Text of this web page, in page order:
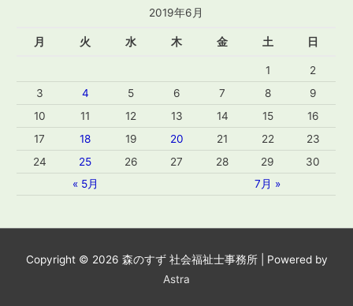
2019年6月
月 火 水 木 金 土 日
« 5月 7月 »
1
2
3
4 5 6 7 8
9
10
11 12 13 14 15
16
17
18 19 20 21 22
23
24
25 26 27 28 29 30
Copyright © 2026 森のすず 社会福祉士事務所| Powered by
Astra